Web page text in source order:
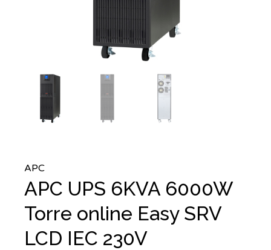
APC
APC UPS 6KVA 6000W
Torre online Easy SRV
LCD IEC 230V